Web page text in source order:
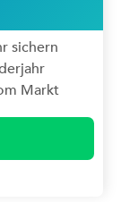
sichern
Markt